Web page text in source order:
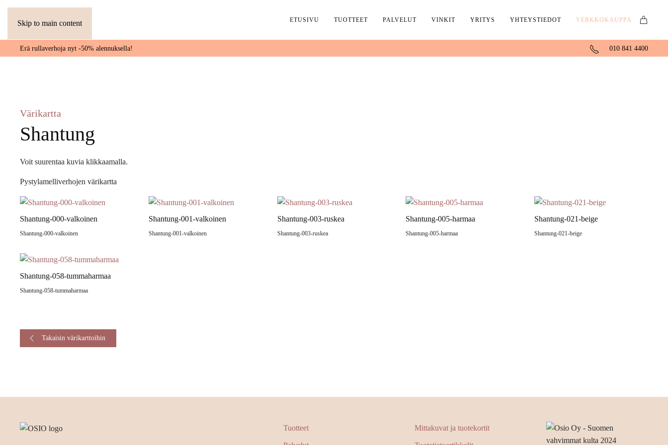
Skip to main content ETUSIVU TUOTTEET PALVELUT VINKIT YRITYS YHTEYSTIEDOT VERKKOKAUPPA
Erä rullaverhoja nyt -50% alennuksella! 010 841 4400
Värikartta
Shantung
Voit suurentaa kuvia klikkaamalla.
Pystylamelliverhojen värikartta
Shantung-000-valkoinen
Shantung-000-valkoinen
Shantung-001-valkoinen
Shantung-001-valkoinen
Shantung-003-ruskea
Shantung-003-ruskea
Shantung-005-harmaa
Shantung-005-harmaa
Shantung-021-beige
Shantung-021-beige
Shantung-058-tummaharmaa
Shantung-058-tummaharmaa
Takaisin värikarttoihin
Tuotteet Mittakuvat ja tuotekortit